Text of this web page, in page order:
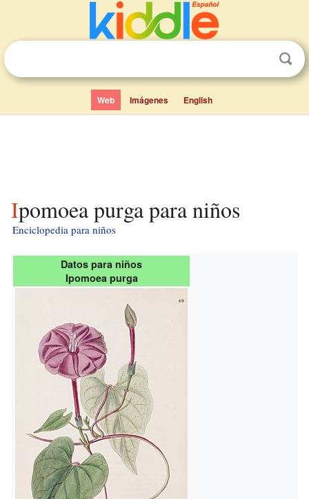
Web Imágenes English
Ipomoea purga para niños
Enciclopedia para niños
Datos para niños
Ipomoea purga